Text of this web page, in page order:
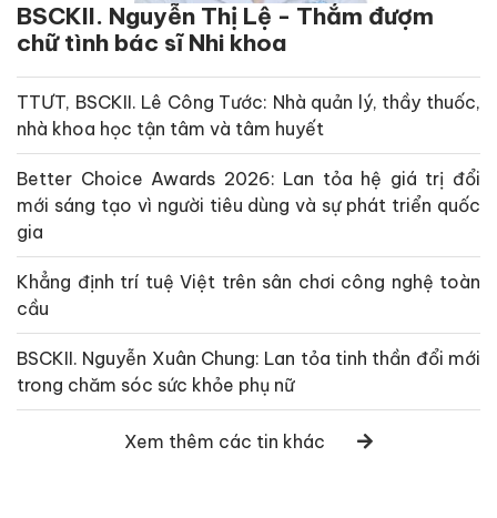
BSCKII. Nguyễn Thị Lệ - Thắm đượm
chữ tình bác sĩ Nhi khoa
TTƯT, BSCKII. Lê Công Tước: Nhà quản lý, thầy thuốc,
nhà khoa học tận tâm và tâm huyết
Better Choice Awards 2026: Lan tỏa hệ giá trị đổi
mới sáng tạo vì người tiêu dùng và sự phát triển quốc
gia
Khẳng định trí tuệ Việt trên sân chơi công nghệ toàn
cầu
BSCKII. Nguyễn Xuân Chung: Lan tỏa tinh thần đổi mới
trong chăm sóc sức khỏe phụ nữ
Xem thêm các tin khác